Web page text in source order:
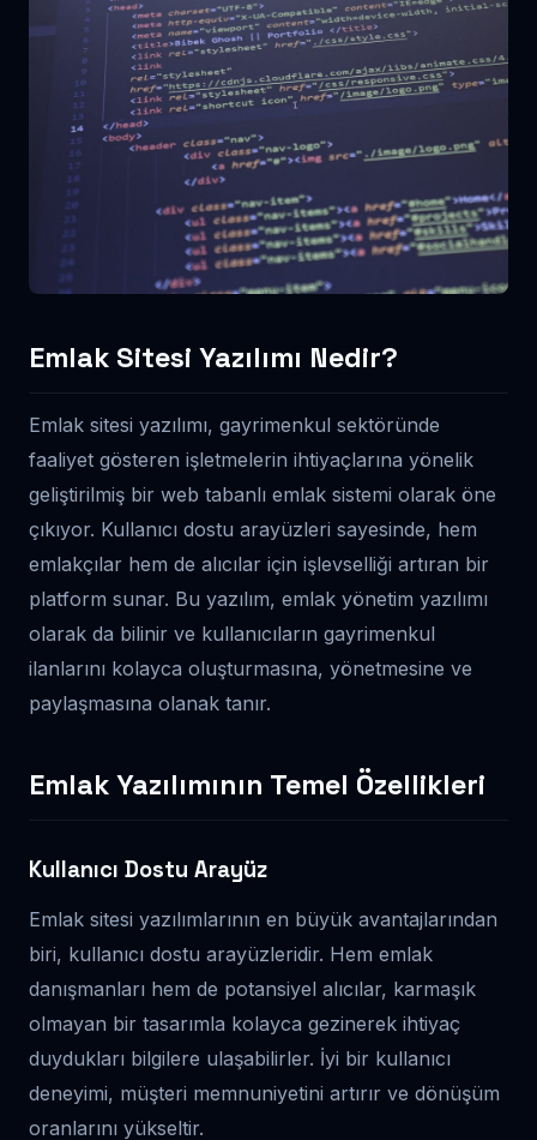
Emlak Sitesi Yazılımı Nedir?
Emlak sitesi yazılımı, gayrimenkul sektöründe
faaliyet gösteren işletmelerin ihtiyaçlarına yönelik
geliştirilmiş bir web tabanlı emlak sistemi olarak öne
çıkıyor. Kullanıcı dostu arayüzleri sayesinde, hem
emlakçılar hem de alıcılar için işlevselliği artıran bir
platform sunar. Bu yazılım, emlak yönetim yazılımı
olarak da bilinir ve kullanıcıların gayrimenkul
ilanlarını kolayca oluşturmasına, yönetmesine ve
paylaşmasına olanak tanır.
Emlak Yazılımının Temel Özellikleri
Kullanıcı Dostu Arayüz
Emlak sitesi yazılımlarının en büyük avantajlarından
biri, kullanıcı dostu arayüzleridir. Hem emlak
danışmanları hem de potansiyel alıcılar, karmaşık
olmayan bir tasarımla kolayca gezinerek ihtiyaç
duydukları bilgilere ulaşabilirler. İyi bir kullanıcı
deneyimi, müşteri memnuniyetini artırır ve dönüşüm
oranlarını yükseltir.